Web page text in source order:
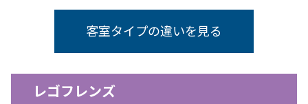
客室タイプの違いを見る
レゴフレンズ